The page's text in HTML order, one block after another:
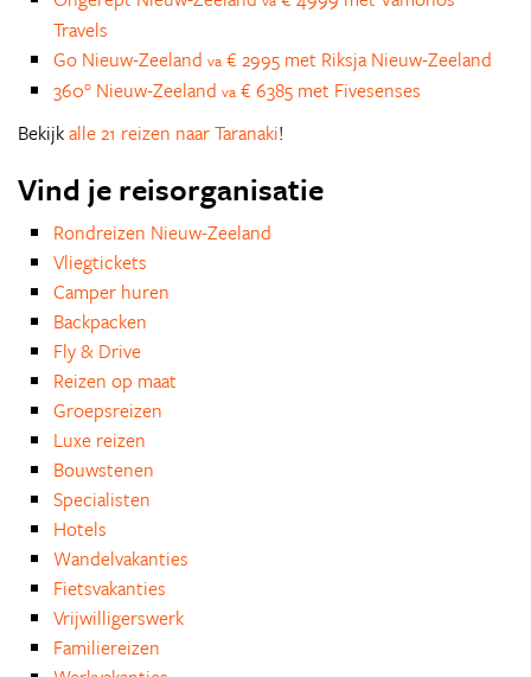
Travels
Go Nieuw-Zeeland va € 2995 met Riksja Nieuw-Zeeland
360° Nieuw-Zeeland va € 6385 met Fivesenses
Bekijkalle 21 reizen naar Taranaki!
Vind je reisorganisatie
Rondreizen Nieuw-Zeeland
Vliegtickets
Camper huren
Backpacken
Fly & Drive
Reizen op maat
Groepsreizen
Luxe reizen
Bouwstenen
Specialisten
Hotels
Wandelvakanties
Fietsvakanties
Vrijwilligerswerk
Familiereizen